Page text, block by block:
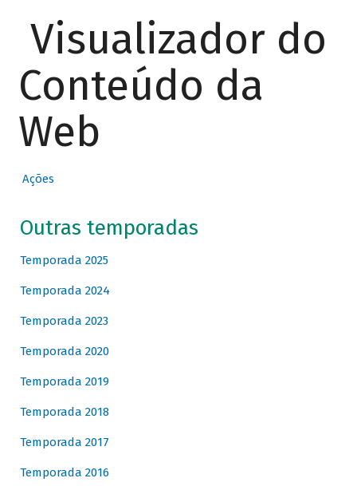
Visualizador do
Conteúdo da
Web
Ações
Outras temporadas
Temporada 2025
Temporada 2024
Temporada 2023
Temporada 2020
Temporada 2019
Temporada 2018
Temporada 2017
Temporada 2016